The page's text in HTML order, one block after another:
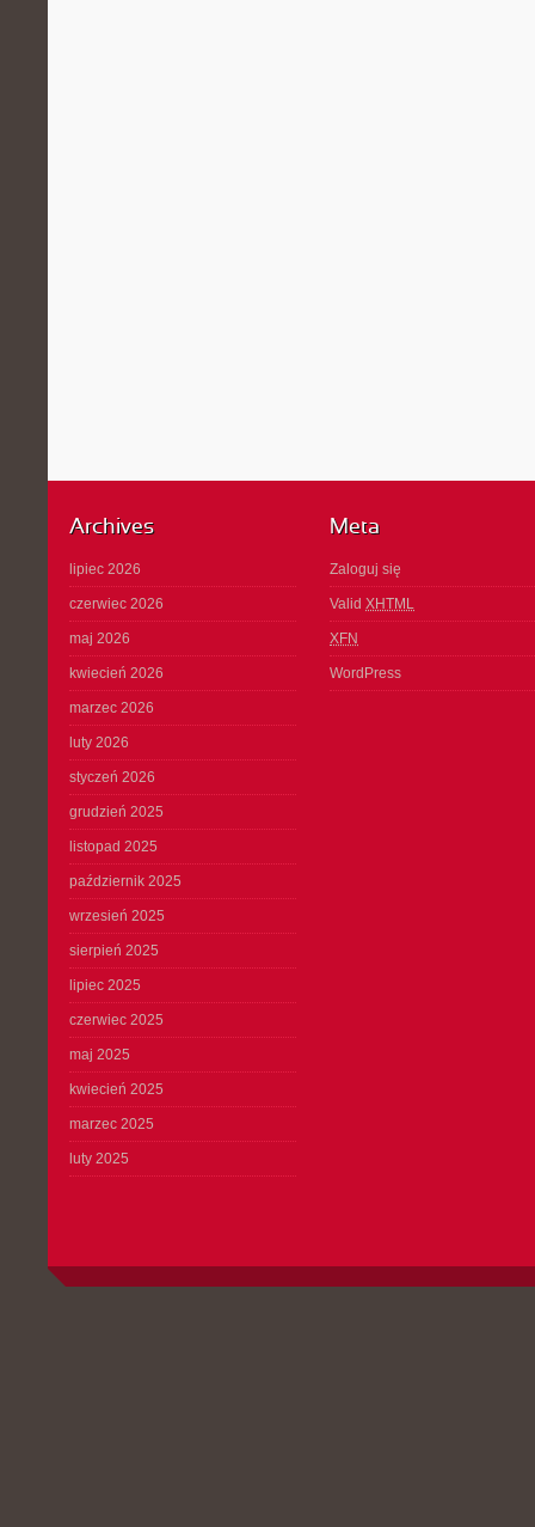
Archives
lipiec 2026
czerwiec 2026
maj 2026
kwiecień 2026
marzec 2026
luty 2026
styczeń 2026
grudzień 2025
listopad 2025
październik 2025
wrzesień 2025
sierpień 2025
lipiec 2025
czerwiec 2025
maj 2025
kwiecień 2025
marzec 2025
luty 2025
Meta
Zaloguj się
Valid XHTML
XFN
WordPress